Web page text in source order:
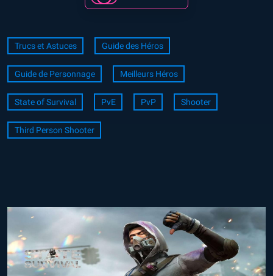
Trucs et Astuces Guide des Héros
Guide de Personnage Meilleurs Héros
State of Survival PvE PvP Shooter
Third Person Shooter